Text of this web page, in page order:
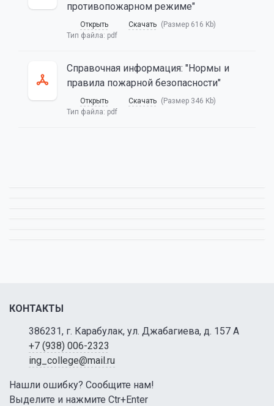
противопожарном режиме"
Открыть Скачать (Размер 616 Kb)
Тип файла: pdf
Справочная информация: "Нормы и
правила пожарной безопасности"
Открыть Скачать (Размер 346 Kb)
Тип файла: pdf
КОНТАКТЫ
386231, г. Карабулак, ул. Джабагиева, д. 157 А
+7 (938) 006-2323
ing_college@mail.ru
Нашли ошибку? Сообщите нам!
Выделите и нажмите Ctr+Enter